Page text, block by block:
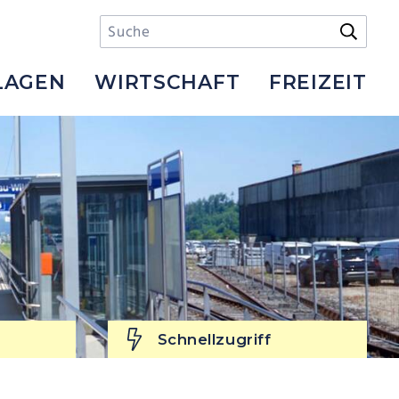
Suchbegriff
Suche
WIRTSCHAFT FREIZEIT
Schnellzugriff
Schnellzugriff